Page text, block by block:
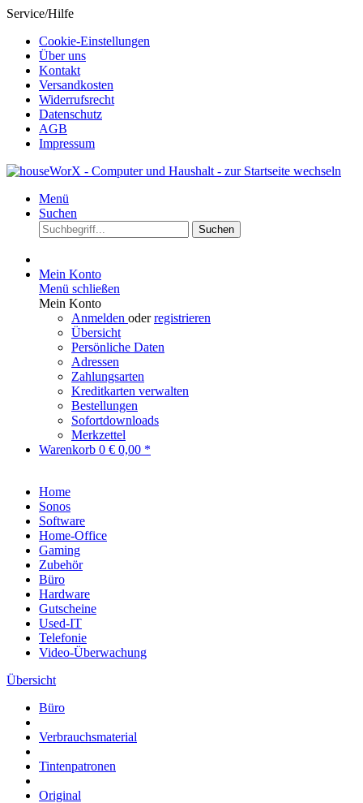
Service/Hilfe
Cookie-Einstellungen
Über uns
Kontakt
Versandkosten
Widerrufsrecht
Datenschutz
AGB
Impressum
Menü
Suchen
Suchen
Mein Konto
Menü schließen
Mein Konto
Anmelden oderregistrieren
Übersicht
Persönliche Daten
Adressen
Zahlungsarten
Kreditkarten verwalten
Bestellungen
Sofortdownloads
Merkzettel
Warenkorb 0 € 0,00 *
Home
Sonos
Software
Home-Office
Gaming
Zubehör
Büro
Hardware
Gutscheine
Used-IT
Telefonie
Video-Überwachung
Übersicht
Büro
Verbrauchsmaterial
Tintenpatronen
Original